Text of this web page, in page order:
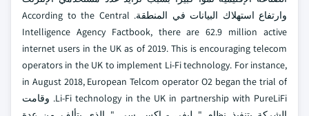
وارتفاع استهلاك البيانات في المنطقة. According to the Central
Intelligence Agency Factbook, there are 62.9 million active
internet users in the UK as of 2019. This is encouraging telecom
operators in the UK to implement Li-Fi technology. For instance,
in August 2018, European Telcom operator O2 began the trial of
Li-Fi technology in the UK in partnership with PureLiFi. وقامت